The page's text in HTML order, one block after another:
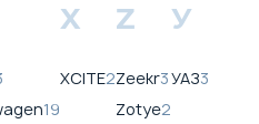
19
X
XCITE2
Z
Zeekr3
Zotye2
У
УАЗ3